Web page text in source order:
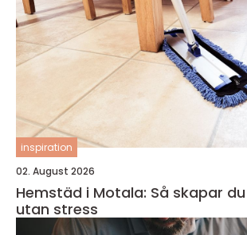
inspiration
02. August 2026
Hemstäd i Motala: Så skapar
utan stress